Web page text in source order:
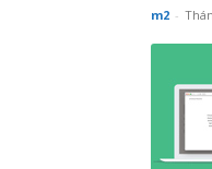
m2 -